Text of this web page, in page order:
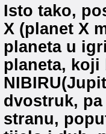
Isto tako,
X (planet X
planeta u
planeta,
dvostruk,
stranu,